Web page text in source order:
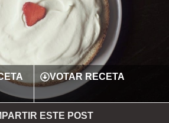
VOTAR RECETA
ESTE POST